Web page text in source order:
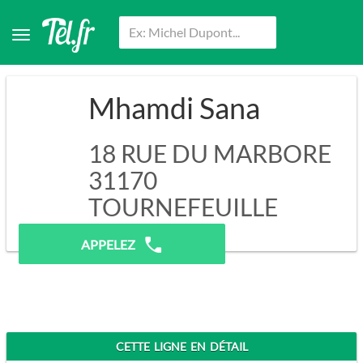
Mhamdi Sana
18 RUE DU MARBORE
31170
TOURNEFEUILLE
Pas de prospection.
APPELEZ
CETTE LIGNE EN DÉTAIL